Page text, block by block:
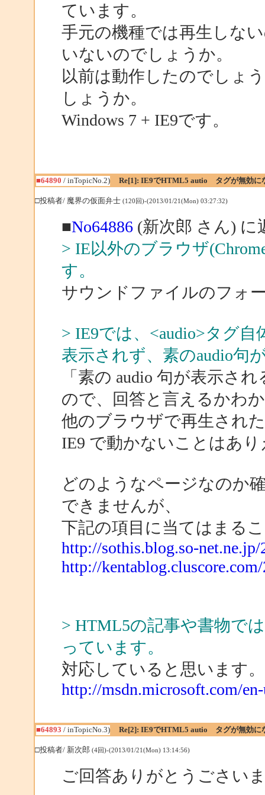
ています。
手元の機種では再生しな
いないのでしょうか。
以前は動作したのでしょ
しょうか。
Windows 7 + IE9です。
■64890 / inTopicNo.2) Re[1]: IE9でHTML5 autio タグが無効に
□投稿者/ 魔界の仮面弁士 (120回)-(2013/01/21(Mon) 03:27:32)
■No64886(新次郎 さん) に
> IE以外のブラウザ
す。
サウンドファイルのフォ
> IE9では、<audio>タグ
表示されず、素のaudio句
「素の audio 句が表示さ
ので、回答と言えるかわ
他のブラウザで再生され
IE9 で動かないことはあ
どのようなページなのか
できませんが、
下記の項目に当てはまる
http://sothis.blog.so-net.ne.jp/
http://
> HTML5の記事や書物で
っています。
対応していると思います。
http://msdn.microsoft.com/
■64893 / inTopicNo.3) Re[2]: IE9でHTML5 autio タグが無効に
□投稿者/ 新次郎 (4回)-(2013/01/21(Mon) 13:14:56)
ご回答ありがとうごさい